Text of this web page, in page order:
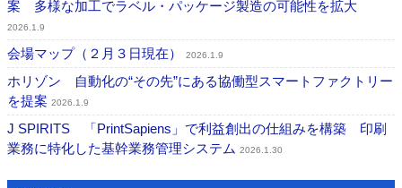
案 多様な加工でラベル・パッケージ製造の可能性を拡大
2026.1.9
会場マップ（２月３日現在） 2026.1.9
ホリゾン 自動化の“その先”にある協働型スマートファクトリー
を提案 2026.1.9
J SPIRITS 「PrintSapiens」で利益創出の仕組みを構築 印刷
業務に特化した基幹業務管理システム 2026.1.30